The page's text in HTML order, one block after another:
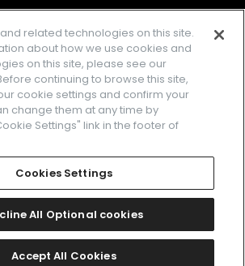
facebookinstagramtwitter
企業情報 ご利用規約
シーポリシー Cookies Settings
Inc.またはその関連会社の商標です。
2026 CITIZEN WATCH CO., LTD.
related technologies on this site.
about how we use cookies and
on this site, please see our
continuing to browse this site,
cookie settings and confirm your
change them at any time by
Settings" link in the footer of
Cookies Settings
All Optional cookies
Accept All Cookies